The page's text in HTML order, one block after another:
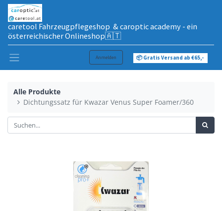
caretool Fahrzeugpflegeshop & caroptic academy - ein
österreichischer Onlineshop🇦🇹
Anmelden 📦 Gratis Versand ab €65,-
Alle Produkte
Dichtungssatz für Kwazar Venus Super Foamer/360